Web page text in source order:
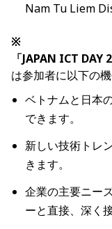
Nam Tu Liem
※
「JAPAN ICT DAY
は参加者に以下の
ベトナムと日本
できます。
新しい技術トレ
きます。
企業の主要ニー
ーと直接、深く接